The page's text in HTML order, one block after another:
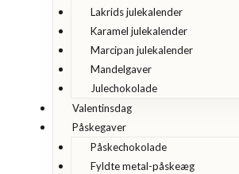
Lakrids julekalender
Karamel julekalender
Marcipan julekalender
Mandelgaver
Julechokolade
Valentinsdag
Påskegaver
Påskechokolade
Fyldte metal-påskeæg